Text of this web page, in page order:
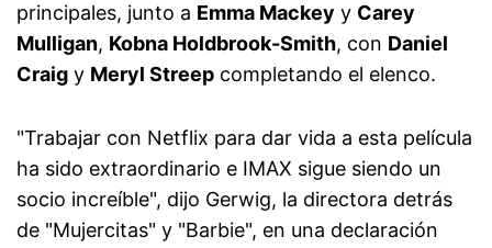
principales, junto a Emma Mackey y Carey
Mulligan, Kobna Holdbrook-Smith, con Daniel
Craig y Meryl Streep completando el elenco.
"Trabajar con Netflix para dar vida a esta película
ha sido extraordinario e IMAX sigue siendo un
socio increíble", dijo Gerwig, la directora detrás
de "Mujercitas" y "Barbie", en una declaración